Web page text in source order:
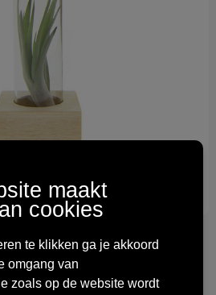
maakt
cookies
te klikken ga je akkoord
omgang van
zoals op de website wordt